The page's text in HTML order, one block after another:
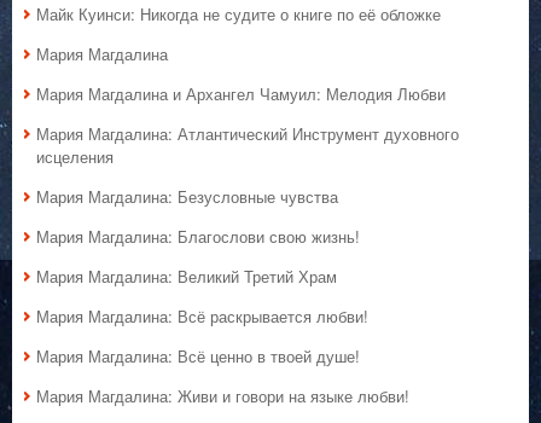
Майк Куинси: Никогда не судите о книге по её обложке
Мария Магдалина
Мария Магдалина и Архангел Чамуил: Мелодия Любви
Мария Магдалина: Атлантический Инструмент духовного
исцеления
Мария Магдалина: Безусловные чувства
Мария Магдалина: Благослови свою жизнь!
Мария Магдалина: Великий Третий Храм
Мария Магдалина: Всё раскрывается любви!
Мария Магдалина: Всё ценно в твоей душе!
Мария Магдалина: Живи и говори на языке любви!